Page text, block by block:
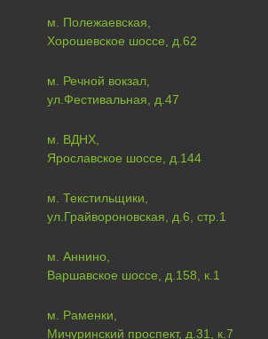
м. Полежаевская,
Хорошевское шоссе, д.62
м. Речной вокзал,
ул.Фестивальная, д.47
м. ВДНХ,
Ярославское шоссе, д.144
м. Текстильщики,
ул.Грайвороновская, д.6, стр.1
м. Аннино,
Варшавское шоссе, д.158, к.1
м. Раменки,
Мичуринский проспект, д.31, к.7